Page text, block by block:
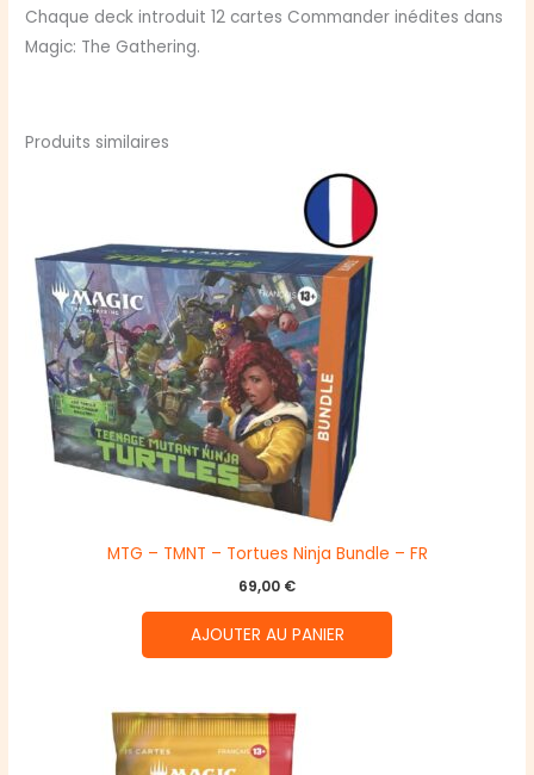
Chaque deck introduit 12 cartes Commander inédites dans
Magic: The Gathering.
Produits similaires
MTG – TMNT – Tortues Ninja Bundle – FR
69,00 €
AJOUTER AU PANIER